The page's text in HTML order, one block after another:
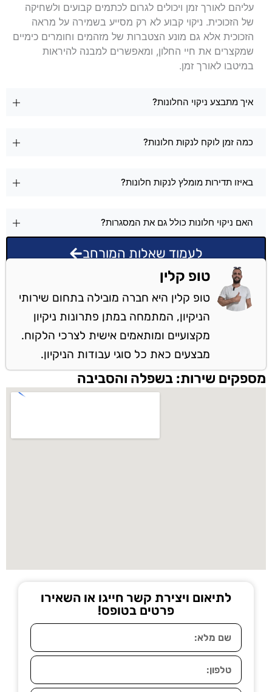
עליהם לאורך זמן ויכולים לגרום לכתמים קבועים ולשחיקה
של הזכוכית. ניקוי קבוע לא רק מסייע בשמירה על מראה
הזכוכית אלא גם מונע הצטברות של מזהמים וחומרים כימיים
שמקצרים את חיי החלון, ומאפשרים למבנה להיראות
במיטבו לאורך זמן.
איך מתבצע ניקוי החלונות?
כמה זמן לוקח לנקות חלונות?
באיזו תדירות מומלץ לנקות חלונות?
האם ניקוי חלונות כולל גם את המסגרות?
לעמוד שאלות המורחב
טופ קלין
טופ קלין היא חברה מובילה בתחום שירותי
הניקיון, המתמחה במתן פתרונות ניקיון
מקצועיים ומותאמים אישית לצרכי הלקוח.
מבצעים כאת כל סוגי עבודות הניקיון.
מספקים שירות: בשפלה והסביבה
לתיאום ויצירת קשר חייגו או השאירו
פרטים בטופס!